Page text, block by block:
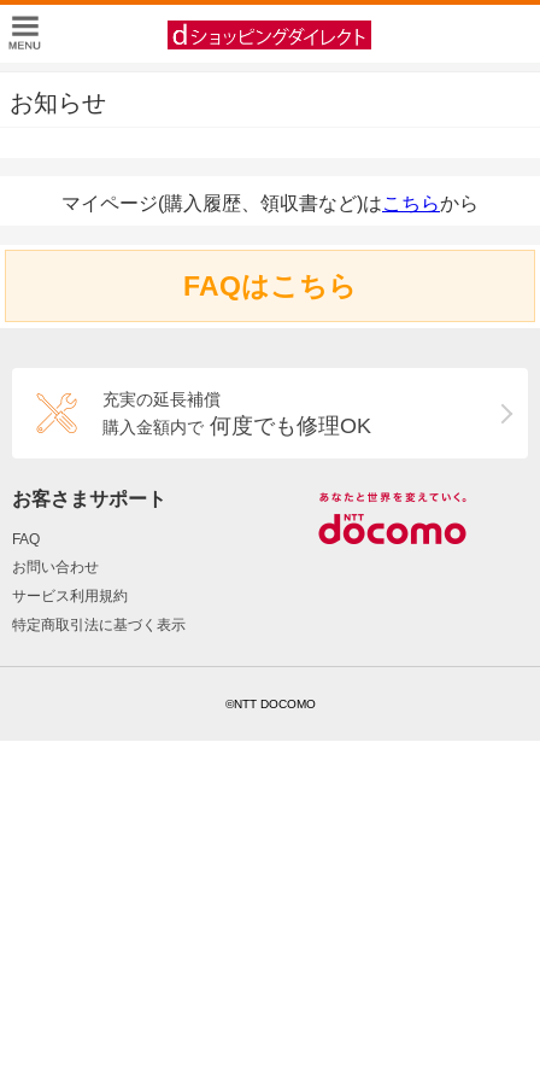
お知らせ
マイページ(購入履歴、領収書など)はこちらから
FAQはこちら
充実の延長補償
購入金額内で 何度でも修理OK
お客さまサポート
FAQ
お問い合わせ
サービス利用規約
特定商取引法に基づく表示
©NTT DOCOMO